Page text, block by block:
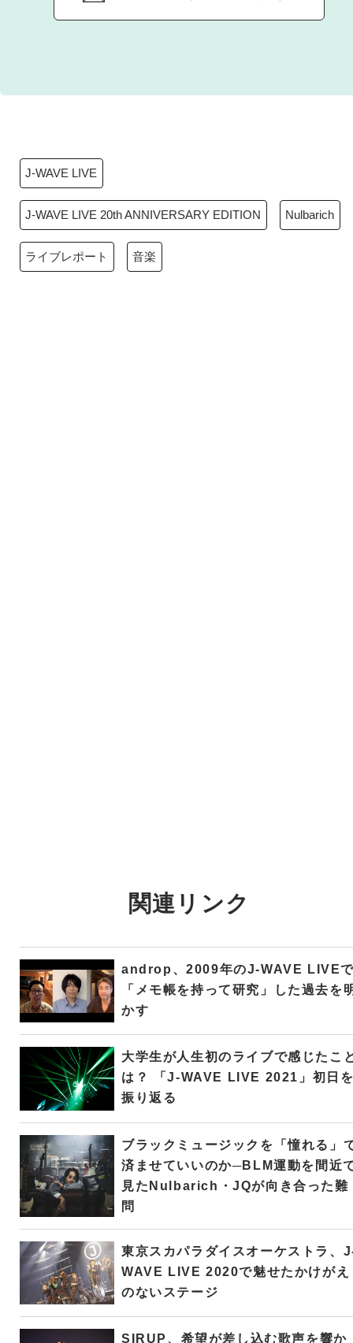
J-WAVE LIVE
J-WAVE LIVE 20th ANNIVERSARY EDITION Nulbarich
ライブレポート 音楽
関連リンク
androp、2009年のJ-WAVE LIVE
「メモ帳を持って研究」した過去を
かす
大学生が人生初のライブで感じたこ
は？ 「J-WAVE LIVE 2021」初日
振り返る
ブラックミュージックを「憧れる」
済ませていいのか─BLM運動を間近
見たNulbarich・JQが向き合った難
問
東京スカパラダイスオーケストラ、
WAVE LIVE 2020で魅せたかけがえ
のないステージ
SIRUP、希望が差し込む歌声を響か